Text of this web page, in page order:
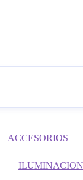
ACCESORIOS
ILUMINACION